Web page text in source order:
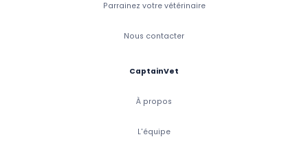
Parrainez votre vétérinaire
Nous contacter
CaptainVet
À propos
L'équipe